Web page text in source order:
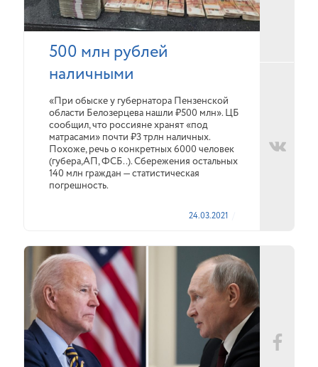
500 млн рублей
наличными
«При обыске у губернатора Пензенской
области Белозерцева нашли ₽500 млн». ЦБ
сообщил, что россияне хранят «под
матрасами» почти ₽3 трлн наличных.
Похоже, речь о конкретных 6000 человек
(губера,АП, ФСБ..). Сбережения остальных
140 млн граждан — статистическая
погрешность.
24.03.2021